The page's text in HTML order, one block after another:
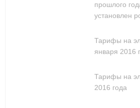
прошлого
установлен
Тарифы на
января 2016
Тарифы на
2016 года